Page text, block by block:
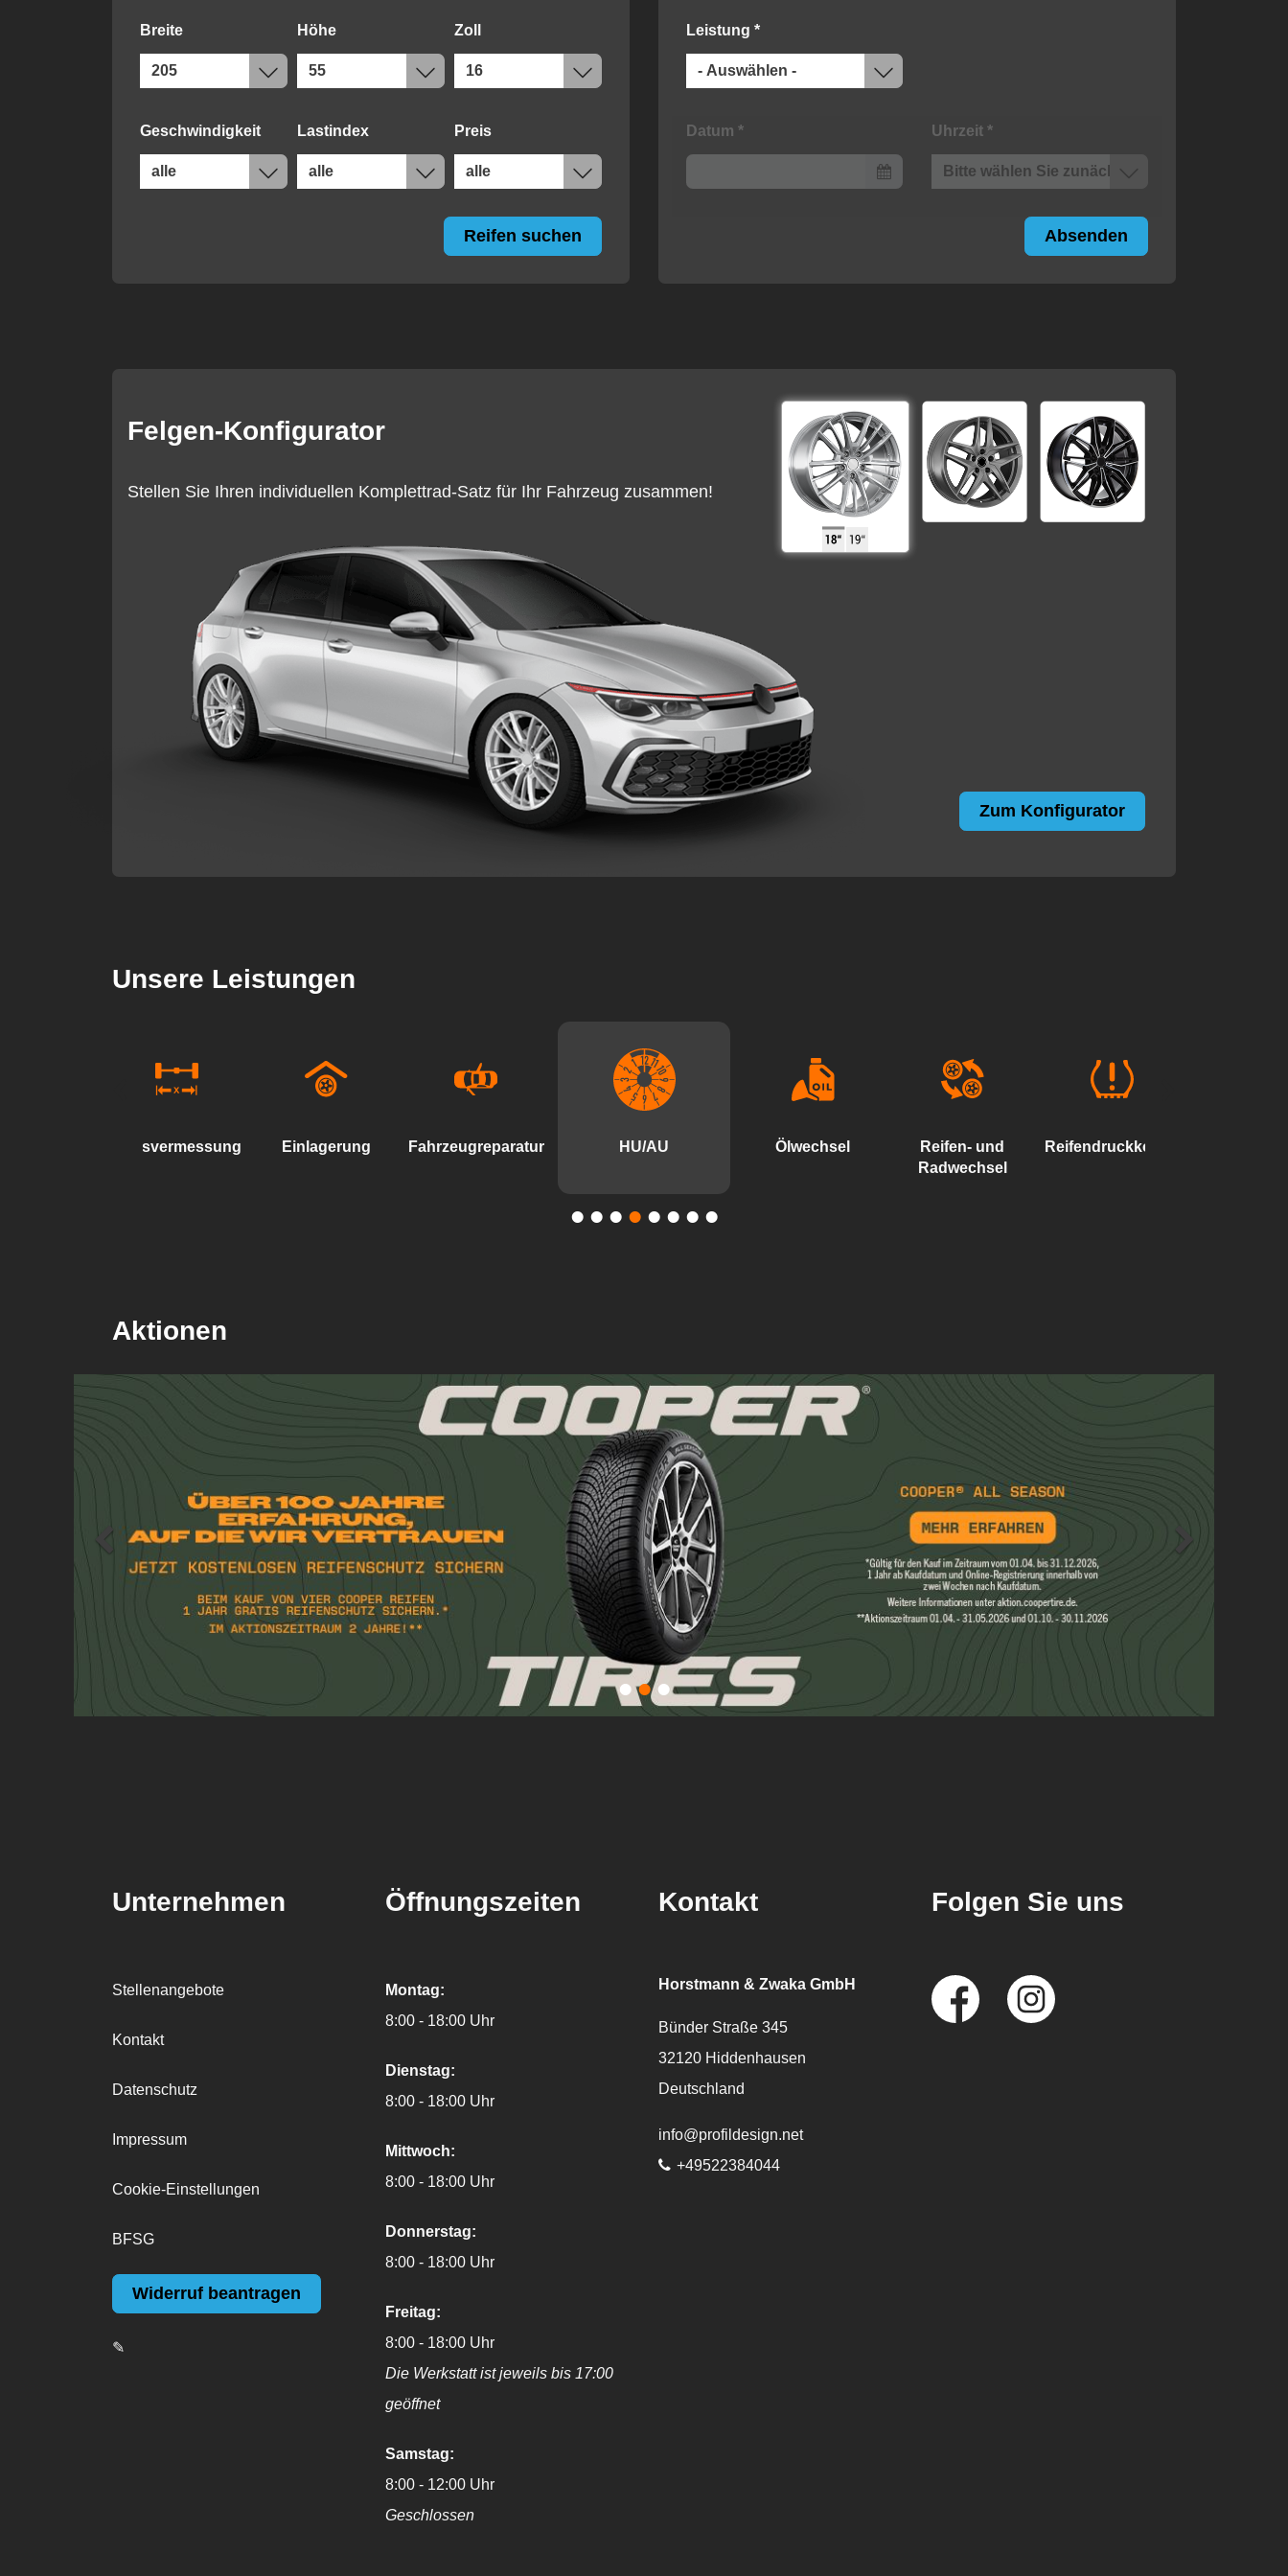
Breite Höhe Zoll
Geschwindigkeit Lastindex Preis
Reifen suchen
Leistung *
Datum * Uhrzeit *
Absenden
Felgen-Konfigurator
Stellen Sie Ihren individuellen Komplettrad-Satz für Ihr Fahrzeug zusammen!
Zum Konfigurator
Unsere Leistungen
Achsvermessung Einlagerung Fahrzeugreparatur HU/AU Ölwechsel
Reifen- und
Radwechsel
Reifendruckkontrollsystem
Aktionen
Unternehmen
Stellenangebote
Kontakt
Datenschutz
Impressum
Cookie-Einstellungen
BFSG
Widerruf beantragen
✎
Öffnungszeiten
Montag:
8:00 - 18:00 Uhr
Dienstag:
8:00 - 18:00 Uhr
Mittwoch:
8:00 - 18:00 Uhr
Donnerstag:
8:00 - 18:00 Uhr
Freitag:
8:00 - 18:00 Uhr
Die Werkstatt ist jeweils bis 17:00
geöffnet
Samstag:
8:00 - 12:00 Uhr
Geschlossen
Kontakt
Horstmann & Zwaka GmbH
Bünder Straße 345
32120 Hiddenhausen
Deutschland
E-Mail:
info@profildesign.net
Telefon:
+49522384044
Folgen Sie uns
Social
Media